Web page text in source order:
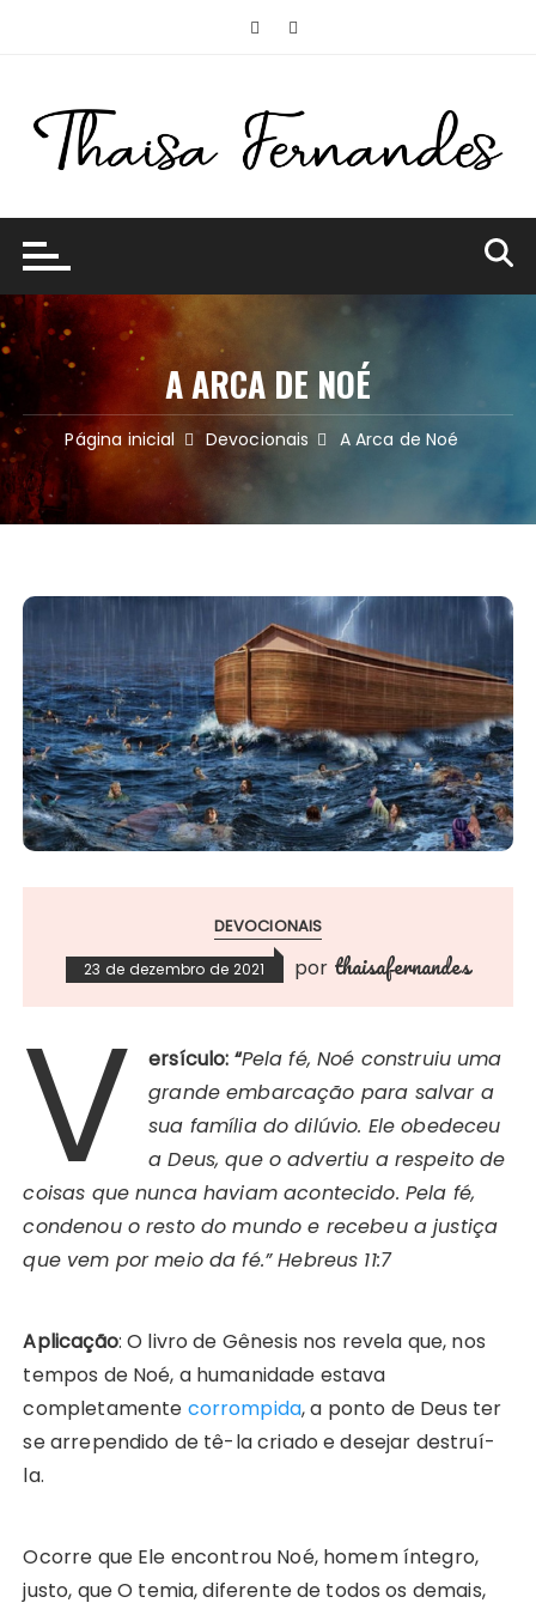
A ARCA DE NOÉ
Página inicial Devocionais A Arca de Noé
DEVOCIONAIS
23 de dezembro de 2021 por thaisafernandes
V ersículo: “Pela fé, Noé construiu uma
grande embarcação para salvar a
sua família do dilúvio. Ele obedeceu
a Deus, que o advertiu a respeito de
coisas que nunca haviam acontecido. Pela fé,
condenou o resto do mundo e recebeu a justiça
que vem por meio da fé.” Hebreus 11:7
Aplicação: O livro de Gênesis nos revela que, nos
tempos de Noé, a humanidade estava
completamente corrompida, a ponto de Deus ter
se arrependido de tê-la criado e desejar destruí-
la.
Ocorre que Ele encontrou Noé, homem íntegro,
justo, que O temia, diferente de todos os demais,